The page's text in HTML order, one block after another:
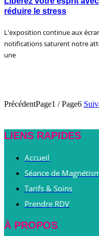
réduire le stress
L'exposition continue aux
notifications saturent notre
une
PrécédentPage1 / Page6
LIENS RAPIDES
Accueil
Séance de
Tarifs & Soins
Prendre RDV
À PROPOS